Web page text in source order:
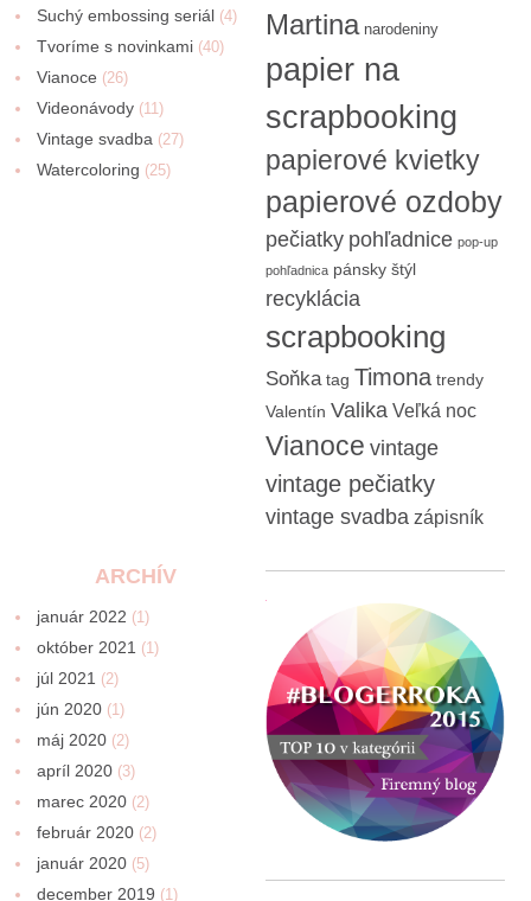
Suchý embossing seriál (4)
Tvoríme s novinkami (40)
Vianoce (26)
Videonávody (11)
Vintage svadba (27)
Watercoloring (25)
Martina narodeniny
papier na
scrapbooking
papierové kvietky
papierové ozdoby
pečiatky pohľadnice pop-up
pohľadnica pánsky štýl
recyklácia
scrapbooking
Soňka tag Timona trendy
Valentín Valika Veľká noc
Vianoce vintage
vintage pečiatky
vintage svadba zápisník
ARCHÍV
január 2022 (1)
október 2021 (1)
júl 2021 (2)
jún 2020 (1)
máj 2020 (2)
apríl 2020 (3)
marec 2020 (2)
február 2020 (2)
január 2020 (5)
december 2019 (1)